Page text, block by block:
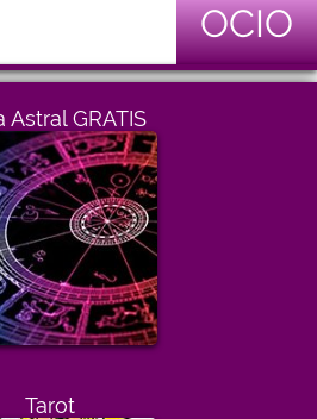
OCIO
Astral GRATIS
Tarot